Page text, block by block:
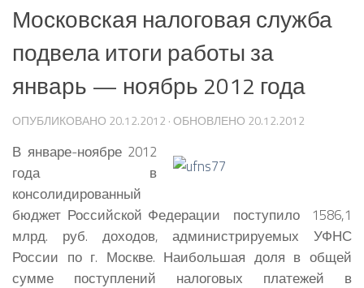
Московская налоговая служба
подвела итоги работы за
январь — ноябрь 2012 года
ОПУБЛИКОВАНО 20.12.2012 · ОБНОВЛЕНО 20.12.2012
В январе-ноябре 2012
года в
консолидированный
бюджет Российской Федерации поступило 1586,1
млрд. руб. доходов, администрируемых УФНС
России по г. Москве. Наибольшая доля в общей
сумме поступлений налоговых платежей в